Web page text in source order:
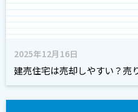
2025年12月16日
建売住宅は売却しやすい？売